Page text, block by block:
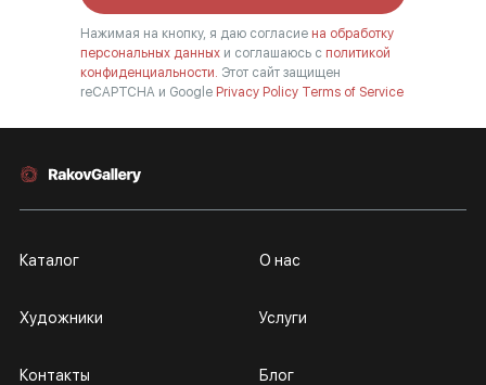
Нажимая на кнопку, я даю согласие на обработку
персональных данных и соглашаюсь с политикой
конфиденциальности. Этот сайт защищен
reCAPTCHA и Google Privacy Policy Terms of Service
Каталог
Художники
Контакты
О нас
Услуги
Блог